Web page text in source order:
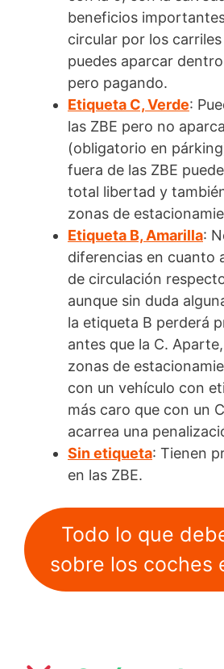
beneficios
circular por los carriles
puedes aparcar
pero pagando.
Etiqueta C, Verde:
las ZBE pero no
(obligatorio en
fuera de las ZBE
total libertad y
zonas de
Etiqueta B, Amarilla:
diferencias en cuanto
de circulación
aunque sin duda
la etiqueta B perderá
antes que la C.
zonas de
con un vehículo con
más caro que con un
acarrea una
Sin etiqueta: Tienen
en las ZBE.
Todo lo que
sobre los coches